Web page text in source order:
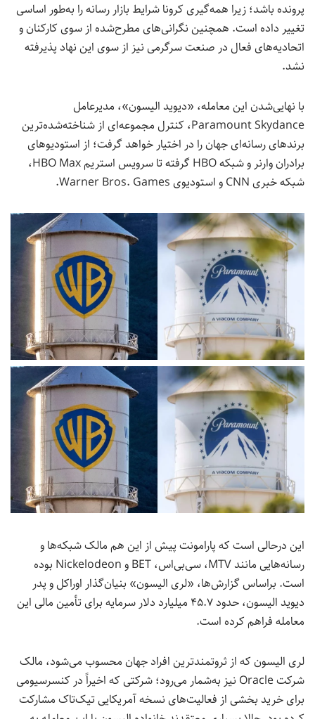
پرونده باشد؛ زیرا همه‌گیری کرونا شرایط بازار رسانه را به‌طور اساسی
تغییر داده است. همچنین نگرانی‌های مطرح‌شده از سوی کارکنان و
اتحادیه‌های فعال در صنعت سرگرمی نیز از سوی این نهاد پذیرفته
نشد.
با نهایی‌شدن این معامله، «دیوید الیسون»، مدیرعامل
Paramount Skydance، کنترل مجموعه‌ای از شناخته‌شده‌ترین
برندهای رسانه‌ای جهان را در اختیار خواهد گرفت؛ از استودیوهای
برادران وارنر و شبکه HBO گرفته تا سرویس استریم HBO Max،
شبکه خبری CNN و استودیوی Warner Bros. Games.
این درحالی است که پارامونت پیش از این هم مالک شبکه‌ها و
رسانه‌هایی مانند MTV، سی‌بی‌اس، BET و Nickelodeon بوده
است. براساس گزارش‌ها، «لری الیسون» بنیان‌گذار اوراکل و پدر
دیوید الیسون، حدود ۴۵.۷ میلیارد دلار سرمایه برای تأمین مالی این
معامله فراهم کرده است.
لری الیسون که از ثروتمندترین افراد جهان محسوب می‌شود، مالک
شرکت Oracle نیز به‌شمار می‌رود؛ شرکتی که اخیراً در کنسرسیومی
برای خرید بخشی از فعالیت‌های نسخه آمریکایی تیک‌تاک مشارکت